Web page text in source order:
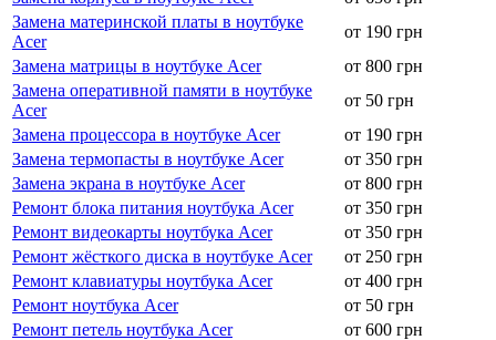
Замена материнской платы в ноутбуке
Acer
от 190 грн
Замена матрицы в ноутбуке Acer
от 800 грн
Замена оперативной памяти в ноутбуке
Acer
от 50 грн
Замена процессора в ноутбуке Acer
от 190 грн
Замена термопасты в ноутбуке Acer
от 350 грн
Замена экрана в ноутбуке Acer
от 800 грн
Ремонт блока питания ноутбука Acer
от 350 грн
Ремонт видеокарты ноутбука Acer
от 350 грн
Ремонт жёсткого диска в ноутбуке Acer
от 250 грн
Ремонт клавиатуры ноутбука Acer
от 400 грн
Ремонт ноутбука Acer
от 50 грн
Ремонт петель ноутбука Acer
от 600 грн